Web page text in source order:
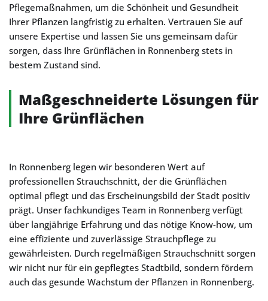
Pflegemaßnahmen, um die Schönheit und Gesundheit
Ihrer Pflanzen langfristig zu erhalten. Vertrauen Sie auf
unsere Expertise und lassen Sie uns gemeinsam dafür
sorgen, dass Ihre Grünflächen in Ronnenberg stets in
bestem Zustand sind.
Maßgeschneiderte Lösungen für
Ihre Grünflächen
In Ronnenberg legen wir besonderen Wert auf
professionellen Strauchschnitt, der die Grünflächen
optimal pflegt und das Erscheinungsbild der Stadt positiv
prägt. Unser fachkundiges Team in Ronnenberg verfügt
über langjährige Erfahrung und das nötige Know-how, um
eine effiziente und zuverlässige Strauchpflege zu
gewährleisten. Durch regelmäßigen Strauchschnitt sorgen
wir nicht nur für ein gepflegtes Stadtbild, sondern fördern
auch das gesunde Wachstum der Pflanzen in Ronnenberg.